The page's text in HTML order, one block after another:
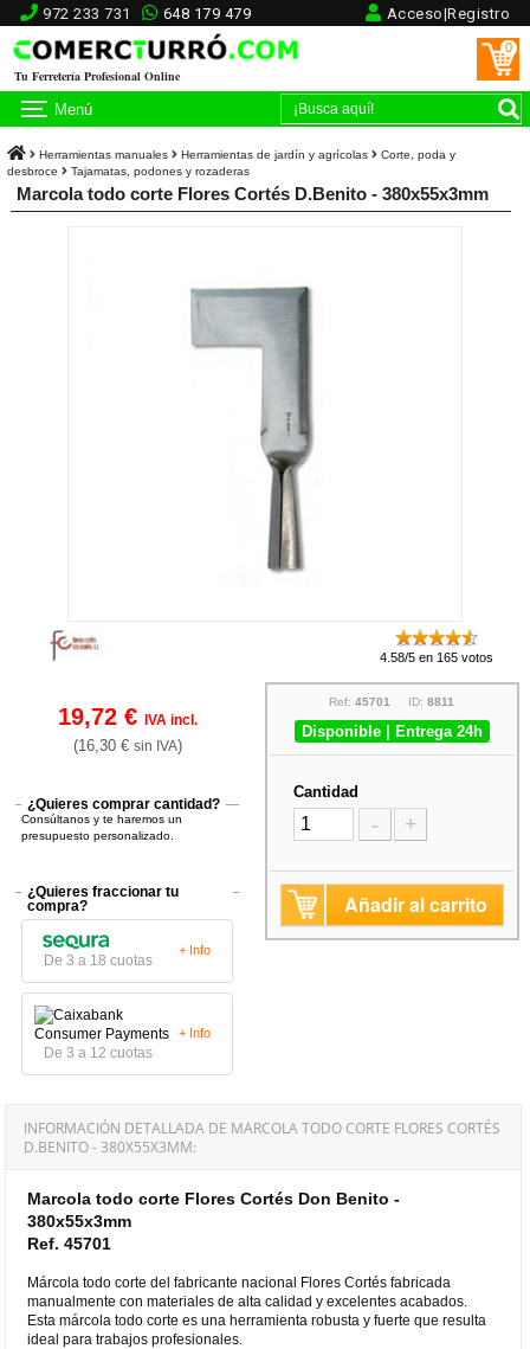
972 233 731 648 179 479 Acceso|Registro
Tu Ferretería Profesional Online
0
Menú
Herramientas manuales Herramientas de jardín y agrícolas
Corte, poda y
desbroce
Tajamatas, podones y rozaderas
Marcola todo corte Flores Cortés D.Benito - 380x55x3mm
4.58/5 en 165 votos
19,72 € IVA incl.
(16,30 € sin IVA)
¿Quieres comprar cantidad?
Consúltanos y te haremos un
presupuesto personalizado.
¿Quieres fraccionar tu
compra?
De 3 a 18 cuotas
+ Info
De 3 a 12 cuotas
+ Info
Ref:45701 ID:8811
Disponible | Entrega 24h
Cantidad
- +
Añadir al carrito
INFORMACIÓN DETALLADA DE MARCOLA TODO CORTE FLORES CORTÉS
D.BENITO - 380X55X3MM:
Marcola todo corte Flores Cortés Don Benito -
380x55x3mm
Ref. 45701
Márcola todo corte del fabricante nacional Flores Cortés fabricada
manualmente con materiales de alta calidad y excelentes acabados.
Esta márcola todo corte es una herramienta robusta y fuerte que resulta
ideal para trabajos profesionales.